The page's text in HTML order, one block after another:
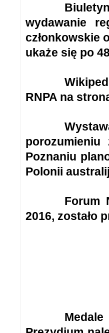
wydawanie
członkowskie
ukaże się po
RNPA na
Poznaniu
Polonii
Forum
2016, zostało